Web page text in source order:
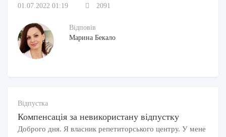
01.07.2022 01:19 2091
Відповів
Марина Бекало
Відпустка
Компенсація за невикористану відпустку
Доброго дня. Я власник репетиторського центру. У мене